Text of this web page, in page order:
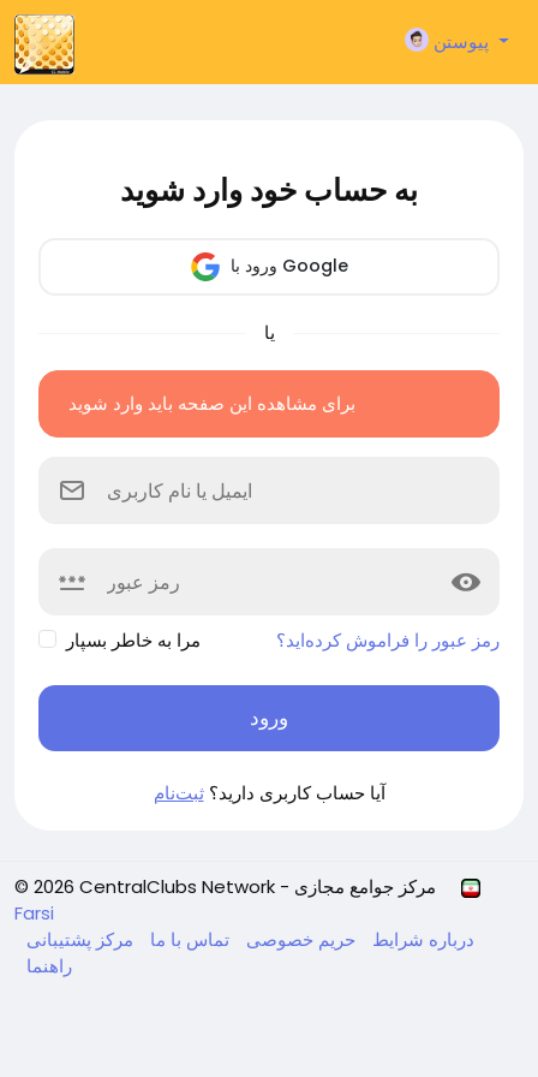
پیوستن
به حساب خود وارد شوید
ورود با Google
یا
برای مشاهده این صفحه باید وارد شوید
مرا به خاطر بسپار رمز عبور را فراموش کرده‌اید؟
ورود
آیا حساب کاربری دارید؟ثبت‌نام
© 2026 CentralClubs Network - مرکز جوامع مجازی
Farsi
درباره شرایط حریم خصوصی تماس با ما
مرکز پشتیبانی
راهنما